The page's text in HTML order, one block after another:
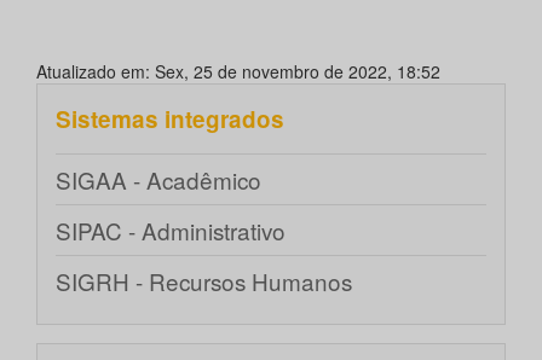
Atualizado em: Sex, 25 de novembro de 2022, 18:52
Sistemas integrados
SIGAA - Acadêmico
SIPAC - Administrativo
SIGRH - Recursos Humanos